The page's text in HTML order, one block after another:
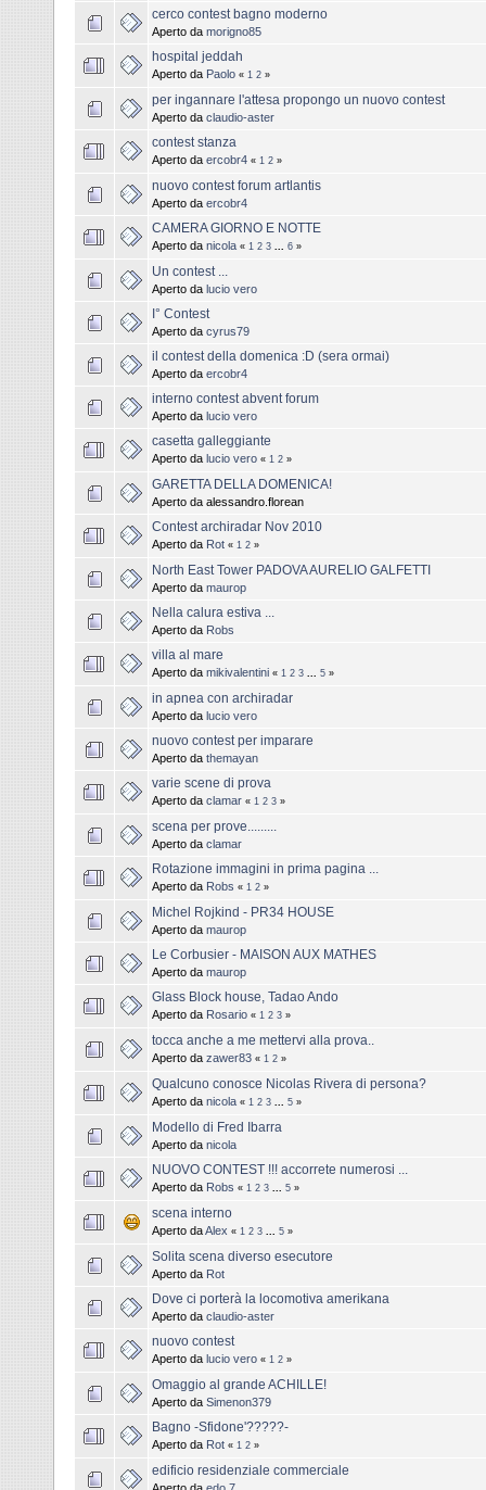
cerco contest bagno moderno
Aperto da morigno85
hospital jeddah
Aperto da Paolo « 1 2 »
per ingannare l'attesa propongo un nuovo contest
Aperto da claudio-aster
contest stanza
Aperto da ercobr4 « 1 2 »
nuovo contest forum artlantis
Aperto da ercobr4
CAMERA GIORNO E NOTTE
Aperto da nicola « 1 2 3 6 »
Un contest ...
Aperto da lucio vero
I° Contest
Aperto da cyrus79
il contest della domenica :D (sera ormai)
Aperto da ercobr4
interno contest abvent forum
Aperto da lucio vero
casetta galleggiante
Aperto da lucio vero « 1 2 »
GARETTA DELLA DOMENICA!
Aperto da alessandro.florean
Contest archiradar Nov 2010
Aperto da Rot « 1 2 »
North East Tower PADOVA AURELIO GALFETTI
Aperto da maurop
Nella calura estiva ...
Aperto da Robs
villa al mare
Aperto da mikivalentini « 1 2 3 5 »
in apnea con archiradar
Aperto da lucio vero
nuovo contest per imparare
Aperto da themayan
varie scene di prova
Aperto da clamar « 1 2 3 »
scena per prove.........
Aperto da clamar
Rotazione immagini in prima pagina ...
Aperto da Robs « 1 2 »
Michel Rojkind - PR34 HOUSE
Aperto da maurop
Le Corbusier - MAISON AUX MATHES
Aperto da maurop
Glass Block house, Tadao Ando
Aperto da Rosario « 1 2 3 »
tocca anche a me mettervi alla prova..
Aperto da zawer83 « 1 2 »
Qualcuno conosce Nicolas Rivera di persona?
Aperto da nicola « 1 2 3 5 »
Modello di Fred Ibarra
Aperto da nicola
NUOVO CONTEST !!! accorrete numerosi ...
Aperto da Robs « 1 2 3 5 »
scena interno
Aperto daAlex « 1 2 3 5 »
Solita scena diverso esecutore
Aperto da Rot
Dove ci porterà la locomotiva amerikana
Aperto da claudio-aster
nuovo contest
Aperto da lucio vero « 1 2 »
Omaggio al grande ACHILLE!
Aperto da Simenon379
Bagno -Sfidone'?????-
Aperto da Rot « 1 2 »
edificio residenziale commerciale
Aperto da edo.7